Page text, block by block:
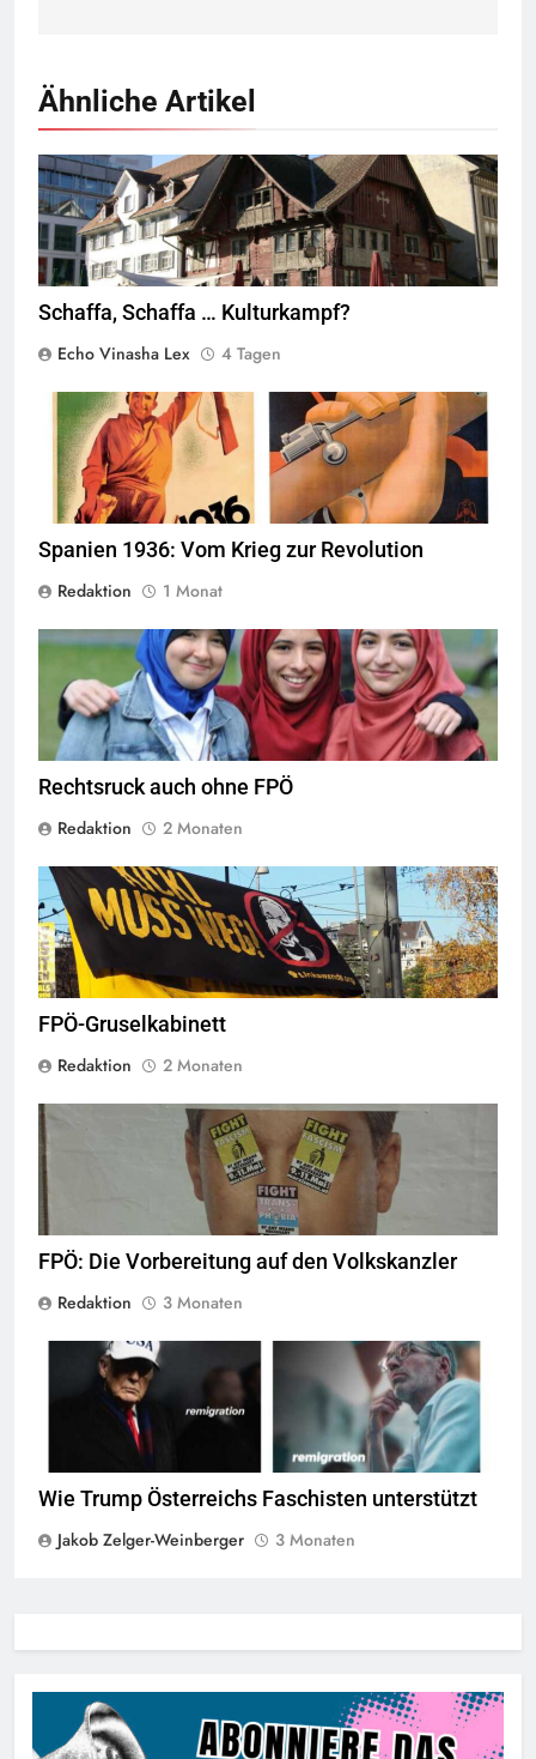
Ähnliche Artikel
Rotes Haus, Dornbirn,Quelle© Böhringer FriedrichCC BY-SA 2.5
Wikimedia Commons
Schaffa, Schaffa … Kulturkampf?
Echo Vinasha Lex
4 Tagen
© Wikimedia Commons Quelle
Spanien 1936: Vom Krieg zur Revolution
Redaktion
1 Monat
Das Kopftuchverbot hat nur den Zweck Muslime zu stigmatisieren,
Quelle©CC-BY-2.0
Rechtsruck auch ohne FPÖ
Redaktion
2 Monaten
© linkswende.org,CC-BY-SA-1.0
FPÖ-Gruselkabinett
Redaktion
2 Monaten
© linkswende.org, CC-BY-SA-1.0
FPÖ: Die Vorbereitung auf den Volkskanzler
Redaktion
3 Monaten
screenshot © Kontrast
Wie Trump Österreichs Faschisten unterstützt
Jakob Zelger-Weinberger
3 Monaten